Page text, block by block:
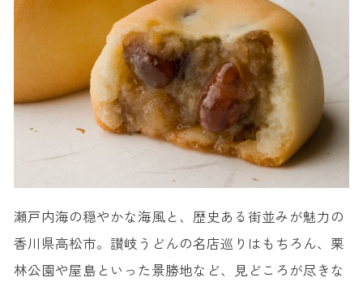
瀬戸内海の穏やかな海風と、歴史ある街並みが魅力の
香川県高松市。讃岐うどんの名店巡りはもちろん、栗
林公園や屋島といった景勝地など、見どころが尽きな